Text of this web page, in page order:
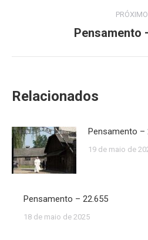
PRÓXIMO
Pensamento
Relacionados
Pensamento –
19 de maio de
Pensamento – 22.655
18 de maio de 2025